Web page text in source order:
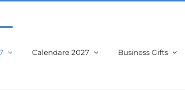
Calendare 2027 Business Gifts